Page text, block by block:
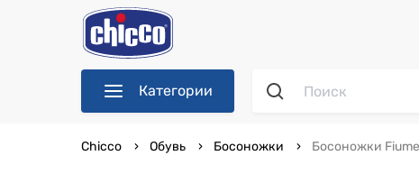
Категории
Chicco Обувь Босоножки Босоножки